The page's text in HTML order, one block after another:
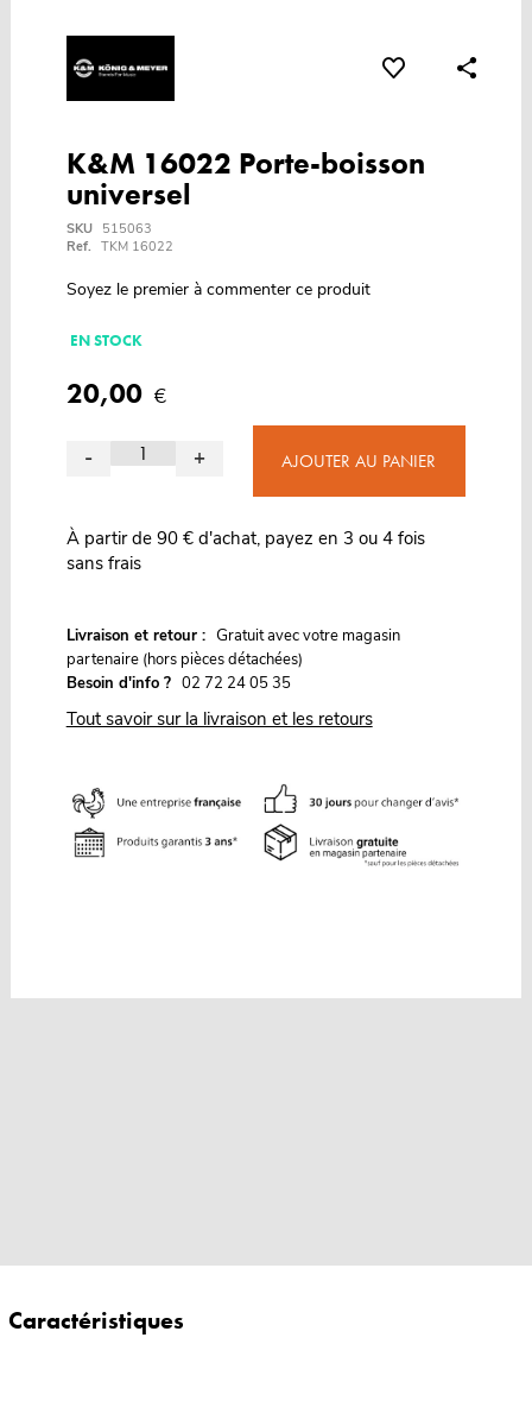
K&M 16022 Porte-boisson
universel
SKU
515063
Ref. TKM 16022
Soyez le premier à commenter ce produit
EN STOCK
20,00 €
- + AJOUTER AU PANIER
À partir de 90 € d'achat, payez en 3 ou 4 fois
sans frais
Livraison et retour : Gratuit avec votre magasin
partenaire (hors pièces détachées)
Besoin d'info ? 02 72 24 05 35
Tout savoir sur la livraison et les retours
Caractéristiques